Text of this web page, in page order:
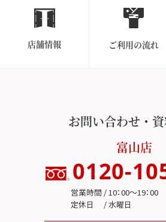
店舗情報 ご利用の流れ
お問い合わせ・
富山店
0120-
営業時間 / 10：00～19：00
定休日 / 水曜日